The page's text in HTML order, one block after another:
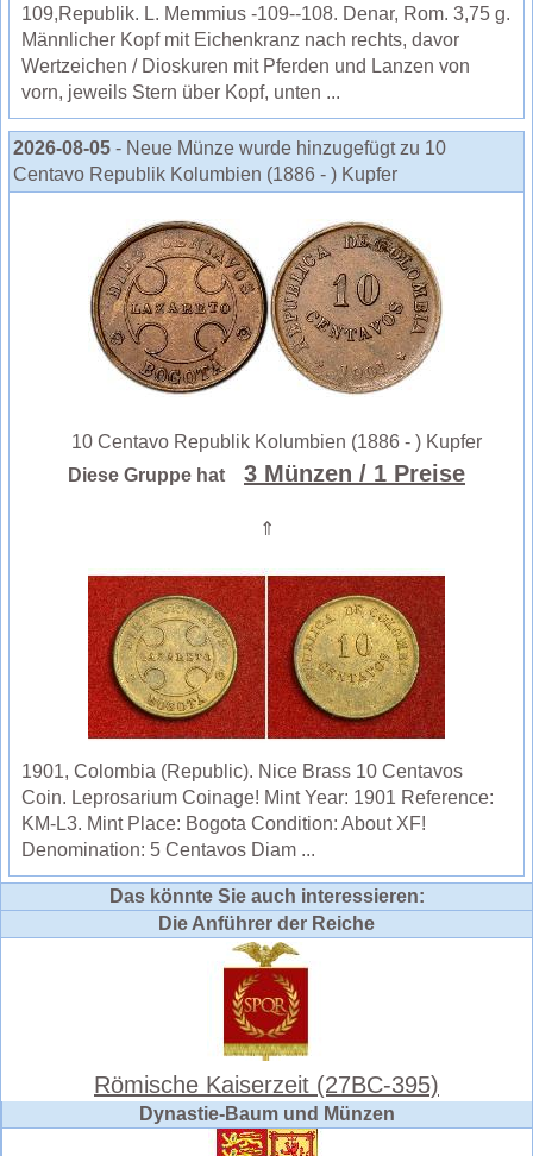
109,Republik. L. Memmius -109--108. Denar, Rom. 3,75 g.
Männlicher Kopf mit Eichenkranz nach rechts, davor
Wertzeichen / Dioskuren mit Pferden und Lanzen von
vorn, jeweils Stern über Kopf, unten ...
2026-08-05 - Neue Münze wurde hinzugefügt zu 10
Centavo Republik Kolumbien (1886 - ) Kupfer
10 Centavo Republik Kolumbien (1886 - ) Kupfer
Diese Gruppe hat
3 Münzen / 1 Preise
⇑
1901, Colombia (Republic). Nice Brass 10 Centavos
Coin. Leprosarium Coinage! Mint Year: 1901 Reference:
KM-L3. Mint Place: Bogota Condition: About XF!
Denomination: 5 Centavos Diam ...
Das könnte Sie auch interessieren:
Die Anführer der Reiche
Römische Kaiserzeit (27BC-395)
Dynastie-Baum und Münzen